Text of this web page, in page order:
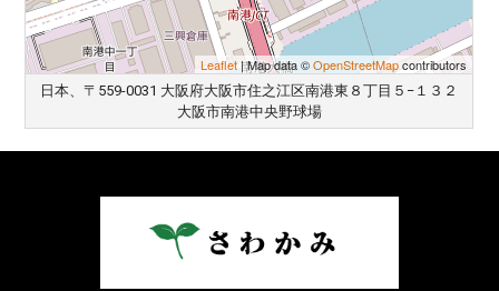
Leaflet| Map data ©OpenStreetMapcontributors
日本、〒559-0031 大阪府大阪市住之江区南港東８丁目５−１３２
大阪市南港中央野球場